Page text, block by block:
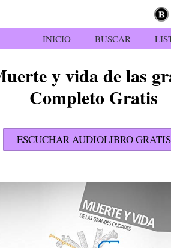
INICIO BUSCAR
y vida de las
Completo Gratis
ESCUCHAR AUDIOLIBRO GRATIS